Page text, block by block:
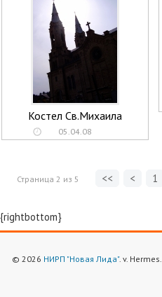
Костел Св.Михаила
05.04.08
Страница 2 из 5 << < 1
{rightbottom}
© 2026 НИРП "Новая Лида". v. Hermes.